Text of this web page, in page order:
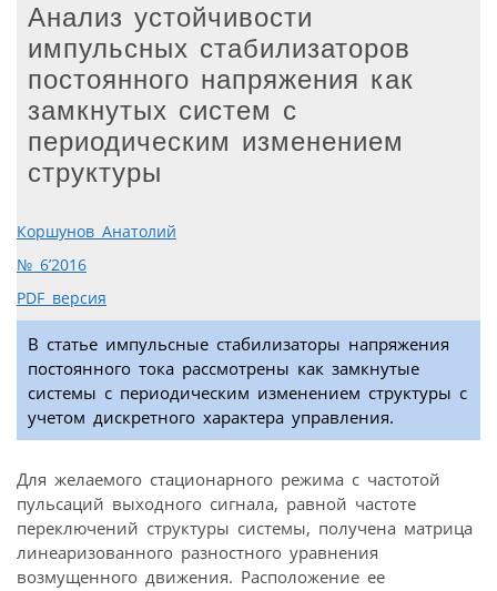
Анализ устойчивости
импульсных стабилизаторов
постоянного напряжения как
замкнутых систем с
периодическим изменением
структуры
Коршунов Анатолий
№ 6’2016
PDF версия
В статье импульсные стабилизаторы напряжения
постоянного тока рассмотрены как замкнутые
системы с периодическим изменением структуры с
учетом дискретного характера управления.
Для желаемого стационарного режима с частотой
пульсаций выходного сигнала, равной частоте
переключений структуры системы, получена матрица
линеаризованного разностного уравнения
возмущенного движения. Расположение ее